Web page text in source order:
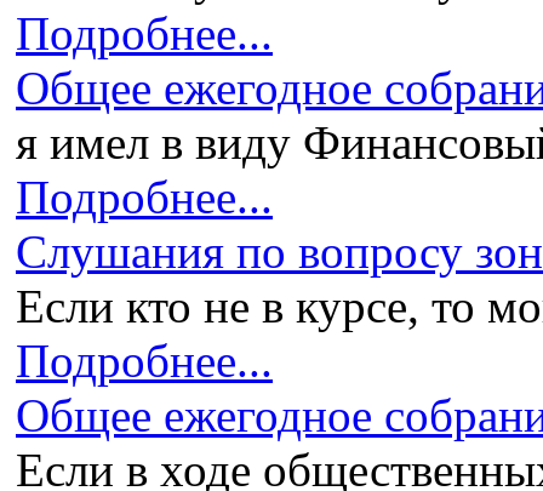
Подробнее...
Общее ежегодное
я имел в виду
Подробнее...
Слушания по вопросу
Если кто не в курсе, то
Подробнее...
Общее ежегодное
Если в ходе